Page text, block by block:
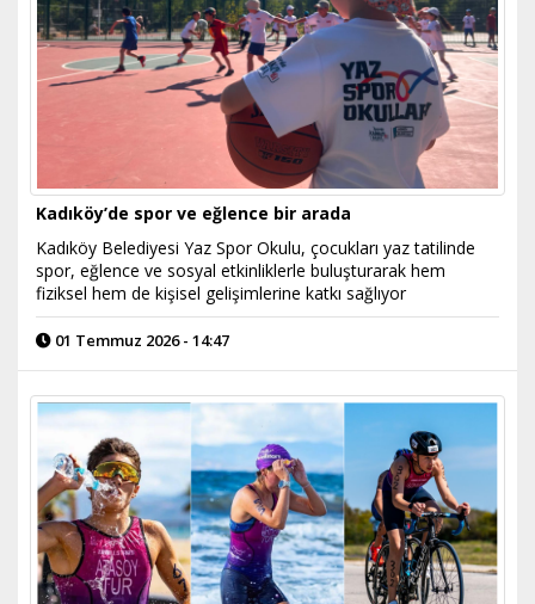
Kadıköy’de spor ve eğlence bir arada
Kadıköy Belediyesi Yaz Spor Okulu, çocukları yaz tatilinde
spor, eğlence ve sosyal etkinliklerle buluşturarak hem
fiziksel hem de kişisel gelişimlerine katkı sağlıyor
01 Temmuz 2026 - 14:47